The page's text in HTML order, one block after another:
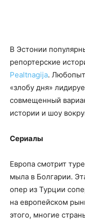
В Эстонии
репортерские
Pealtnagija.
«злобу дня»
совмещенный
истории и шоу
Сериалы
Европа смотрит
мыла в Болгарии.
опер из Турции
на европейском
этого, многие